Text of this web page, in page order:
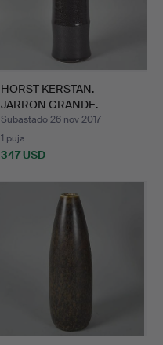
HORST KERSTAN.
JARRON GRANDE.
Subastado 26 nov 2017
1 puja
347 USD